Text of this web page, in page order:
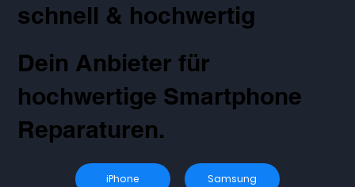
schnell & hochwertig
Dein Anbieter für
hochwertige Smartphone
Reparaturen.
iPhone Samsung